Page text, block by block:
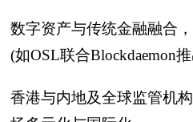
数字资产与传统金融融合
(如OSL联合Blockdaemon
香港与内地及全球监管机